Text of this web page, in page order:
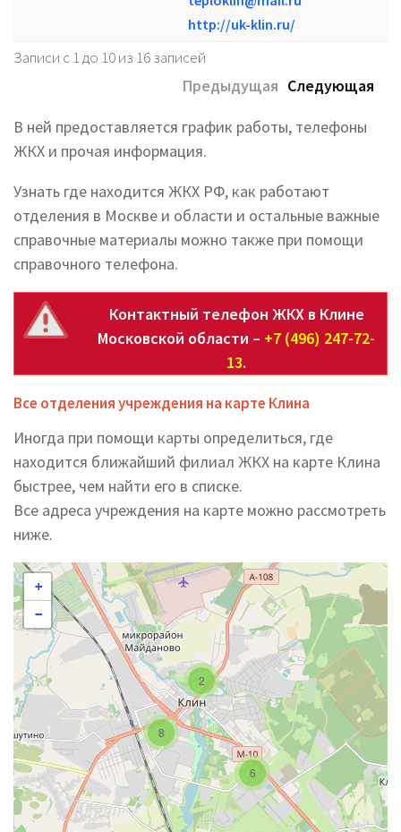
http://uk-klin.ru/
Записи с 1 до 10 из 16 записей
Предыдущая Следующая
В ней предоставляется график работы, телефоны
ЖКХ и прочая информация.
Узнать где находится ЖКХ РФ, как работают
отделения в Москве и области и остальные важные
справочные материалы можно также при помощи
справочного телефона.
Контактный телефон ЖКХ в Клине
Московской области – +7 (496) 247-72-
13.
Все отделения учреждения на карте Клина
Иногда при помощи карты определиться, где
находится ближайший филиал ЖКХ на карте Клина
быстрее, чем найти его в списке.
Все адреса учреждения на карте можно рассмотреть
ниже.
8
6
2
+
−